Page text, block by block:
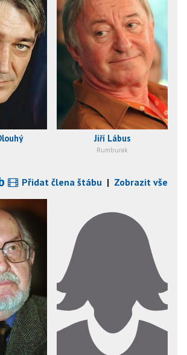
Jiří Lábus
Rumburak
Přidat člena štábu | Zobrazit vše